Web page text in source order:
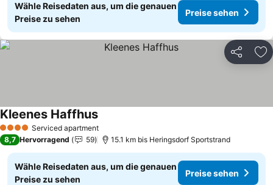
Wähle Reisedaten aus, um die genauen
Preise zu sehen
Preise sehen
Teilen
4 Sterne Serviced apartment
Kleenes HaffhusPreise sehen
8,7 Hervorragend 59 15.1 km bis Heringsdorf Sportstrand
Wähle Reisedaten aus, um die genauen
Preise zu sehen
Preise sehen